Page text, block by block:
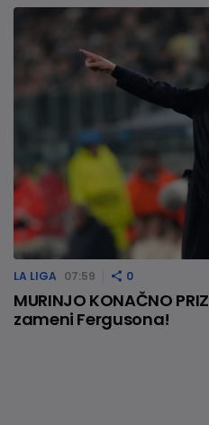
LA LIGA 07:59 0
MURINJO KONAČNO
zameni Fergusona!